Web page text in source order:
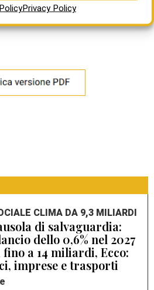
Privacy Policy
CLIMA DA 9,3 MILIARDI
di salvaguardia:
dello 0,6% nel 2027
fino a 14 miliardi, Ecco:
imprese e trasporti